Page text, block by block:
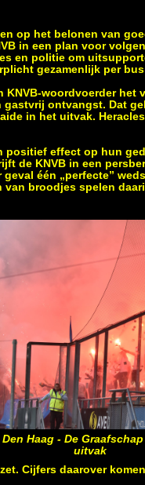
op het belonen van
in een plan voor
en politie om
gezamenlijk per
woordvoerder het
ontvangst. Dat
in het uitvak.
positief effect op hun
de KNVB in een
één „perfecte”
broodjes spelen
Den Haag - De
uitvak
Cijfers daarover